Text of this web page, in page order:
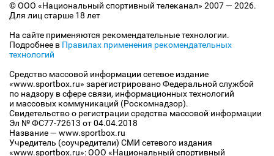
© ООО «Национальный спортивный телеканал» 2007 — 2026.
Для лиц старше 18 лет
На сайте применяются рекомендательные технологии.
Подробнее в Правилах применения рекомендательных
технологий
Средство массовой информации сетевое издание
«www.sportbox.ru» зарегистрировано Федеральной службой
по надзору в сфере связи, информационных технологий
и массовых коммуникаций (Роскомнадзор).
Свидетельство о регистрации средства массовой информации
Эл № ФС77-72613 от 04.04.2018
Название — www.sportbox.ru
Учредитель (соучредители) СМИ сетевого издания
«www.sportbox.ru»: ООО «Национальный спортивный